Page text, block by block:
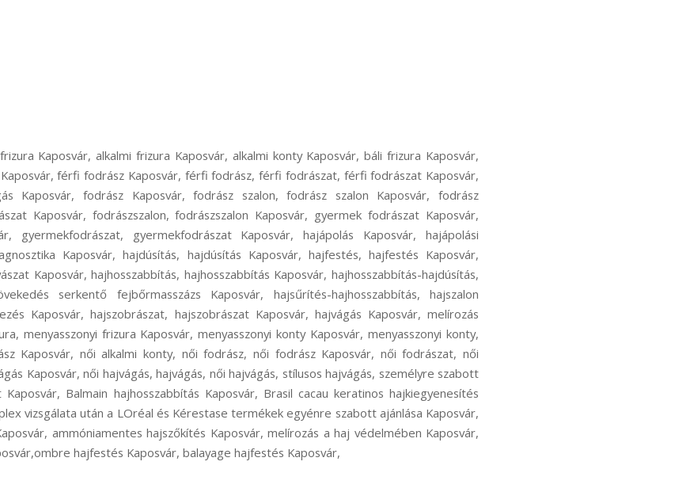
Kaposvár, alkalmi frizura Kaposvár, alkalmi konty Kaposvár, báli frizura Kaposvár,
férfi fodrász Kaposvár, férfi fodrász, férfi fodrászat, férfi fodrászat Kaposvár,
Kaposvár, fodrász Kaposvár, fodrász szalon, fodrász szalon Kaposvár, fodrász
Kaposvár, fodrászszalon, fodrászszalon Kaposvár, gyermek fodrászat Kaposvár,
gyermekfodrászat, gyermekfodrászat Kaposvár, hajápolás Kaposvár, hajápolási
Kaposvár, hajdúsítás, hajdúsítás Kaposvár, hajfestés, hajfestés Kaposvár,
Kaposvár, hajhosszabbítás, hajhosszabbítás Kaposvár, hajhosszabbítás-hajdúsítás,
serkentő fejbőrmasszázs Kaposvár, hajsűrítés-hajhosszabbítás, hajszalon
Kaposvár, hajszobrászat, hajszobrászat Kaposvár, hajvágás Kaposvár, melírozás
menyasszonyi frizura Kaposvár, menyasszonyi konty Kaposvár, menyasszonyi konty,
Kaposvár, női alkalmi konty, női fodrász, női fodrász Kaposvár, női fodrászat, női
Kaposvár, női hajvágás, hajvágás, női hajvágás, stílusos hajvágás, személyre szabott
Balmain hajhosszabbítás Kaposvár, Brasil cacau keratinos hajkiegyenesítés
vizsgálata után a LOréal és Kérestase termékek egyénre szabott ajánlása Kaposvár,
ammóniamentes hajszőkítés Kaposvár, melírozás a haj védelmében Kaposvár,
hajfestés Kaposvár, balayage hajfestés Kaposvár,